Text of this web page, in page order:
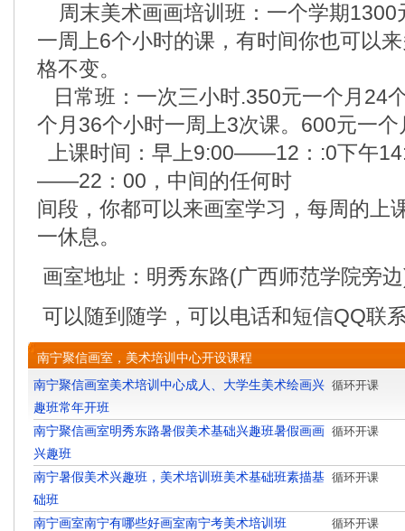
周末美术画画培训班：一个学期1300
一周上6个小时的课，有时间你也可以
格不变。
日常班：一次三小时.350元一个月24
个月36个小时一周上3次课。600元一
上课时间：早上9:00——12：:0下午
——22：00，中间的任何时
间段，你都可以来画室学习，每周的上
一休息。
画室地址：明秀东路(广西师范学院旁
可以随到随学，可以电话和短信QQ联
南宁聚信画室，美术培训中心开设课程
南宁聚信画室美术培训中心成人、大学生美术绘画兴
趣班常年开班
循环开课
南宁聚信画室明秀东路暑假美术基础兴趣班暑假画画
兴趣班
循环开课
南宁暑假美术兴趣班，美术培训班美术基础班素描基
础班
循环开课
南宁画室南宁有哪些好画室南宁考美术培训班 循环开课